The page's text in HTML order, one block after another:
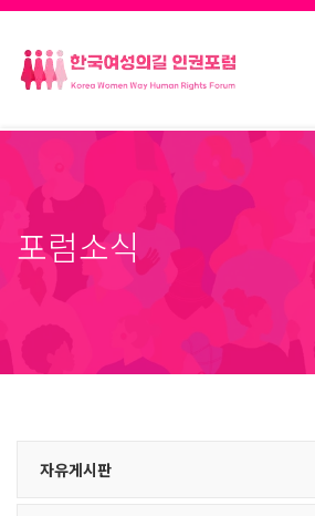
포럼소식
자유게시판